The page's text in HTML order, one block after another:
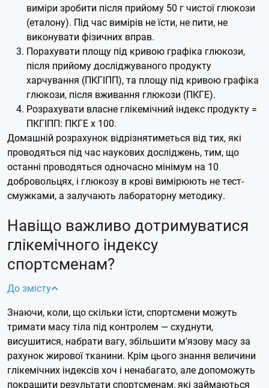
виміри зробити після прийому 50 г чистої глюкози
(еталону). Під час вимірів не їсти, не пити, не
виконувати фізичних вправ.
Порахувати площу під кривою графіка глюкози,
після прийому досліджуваного продукту
харчування (ПКГІПП), та площу під кривою графіка
глюкози, після вживання глюкози (ПКГЕ).
Розрахувати власне глікемічний індекс продукту =
ПКГІПП: ПКГЕ х 100.
Домашній розрахунок відрізнятиметься від тих, які
проводяться під час наукових досліджень, тим, що
останні проводяться одночасно мінімум на 10
добровольцях, і глюкозу в крові вимірюють не тест-
смужками, а залучають лабораторну методику.
Навіщо важливо дотримуватися
глікемічного індексу
спортсменам?
До змісту
Знаючи, коли, що скільки їсти, спортсмени можуть
тримати масу тіла під контролем — схуднути,
висушитися, набрати вагу, збільшити м'язову масу за
рахунок жирової тканини. Крім цього знання величини
глікемічних індексів хоч і ненабагато, але допоможуть
покращити результати спортсменам, які займаються